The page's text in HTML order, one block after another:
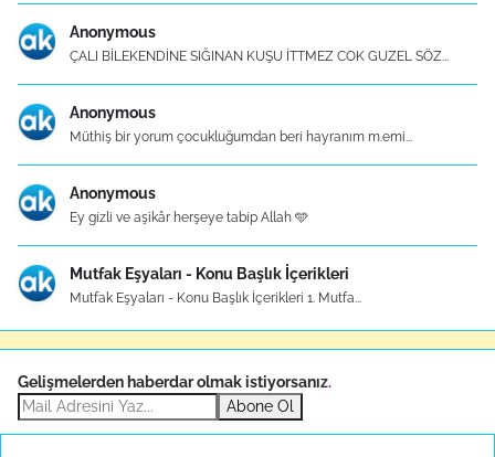
Anonymous
ÇALI BİLEKENDİNE SIĞINAN KUŞU İTTMEZ COK GUZEL SÖZ...
Anonymous
Müthiş bir yorum çocukluğumdan beri hayranım m.emi...
Anonymous
Ey gizli ve aşikâr herşeye tabip Allah 🩵
Mutfak Eşyaları - Konu Başlık İçerikleri
Mutfak Eşyaları - Konu Başlık İçerikleri 1. Mutfa...
Gelişmelerden haberdar olmak istiyorsanız.
Abone Ol